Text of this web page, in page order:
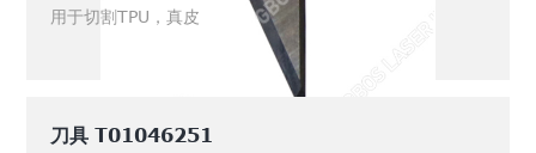
用于切割TPU，真皮
刀具 T01046251